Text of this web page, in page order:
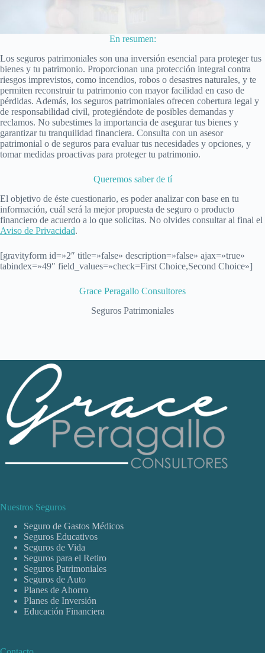
En resumen:
Los seguros patrimoniales son una inversión esencial para proteger tus
bienes y tu patrimonio. Proporcionan una protección integral contra
riesgos imprevistos, como incendios, robos o desastres naturales, y te
permiten reconstruir tu patrimonio con mayor facilidad en caso de
pérdidas. Además, los seguros patrimoniales ofrecen cobertura legal y
de responsabilidad civil, protegiéndote de posibles demandas y
reclamos. No subestimes la importancia de asegurar tus bienes y
garantizar tu tranquilidad financiera. Consulta con un asesor
patrimonial o de seguros para evaluar tus necesidades y opciones, y
tomar medidas proactivas para proteger tu patrimonio.
Queremos saber de tí
El objetivo de éste cuestionario, es poder analizar con base en tu
información, cuál será la mejor propuesta de seguro o producto
financiero de acuerdo a lo que solicitas. No olvides consultar al final el
Aviso de Privacidad.
[gravityform id=»2″ title=»false» description=»false» ajax=»true»
tabindex=»49″ field_values=»check=First Choice,Second Choice»]
Grace Peragallo Consultores
Seguros Patrimoniales
Nuestros Seguros
Seguro de Gastos Médicos
Seguros Educativos
Seguros de Vida
Seguros para el Retiro
Seguros Patrimoniales
Seguros de Auto
Planes de Ahorro
Planes de Inversión
Educación Financiera